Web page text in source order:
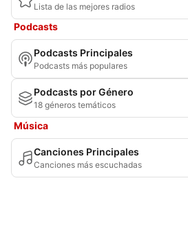
Lista de las mejores radios
Podcasts
Podcasts Principales
Podcasts más populares
Podcasts por Género
18 géneros temáticos
Música
Canciones Principales
Canciones más escuchadas